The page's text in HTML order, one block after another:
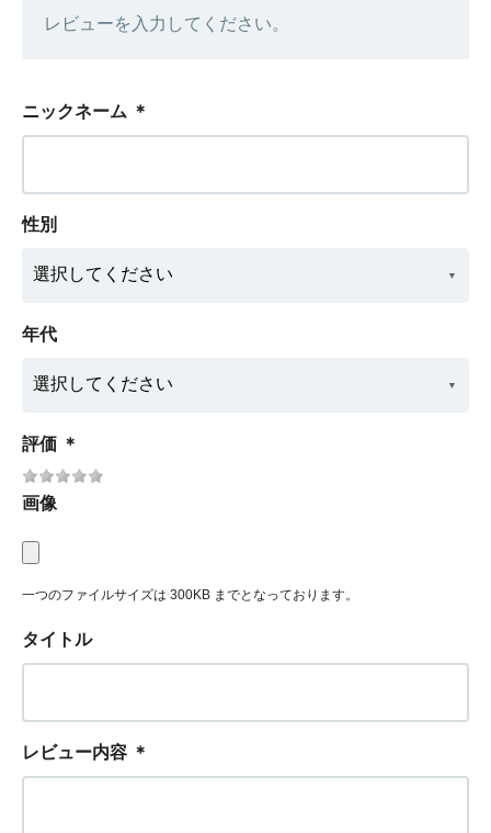
レビューを入力してください。
ニックネーム ＊
性別
年代
評価 ＊
画像
一つのファイルサイズは 300KB までとなっております。
タイトル
レビュー内容 ＊